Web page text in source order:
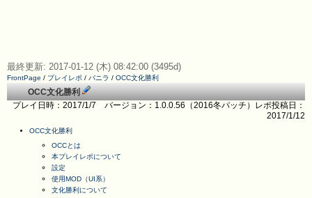
最終更新: 2017-01-12 (木) 08:42:00 (3495d)
FrontPage / プレイレポ / バニラ / OCC文化勝利
OCC文化勝利
プレイ日時：2017/1/7 バージョン：1.0.0.56（2016冬パッチ）レポ投稿日：
2017/1/12
OCC文化勝利
OCCとは
本プレイレポについて
設定
使用MOD（UI系）
文化勝利について